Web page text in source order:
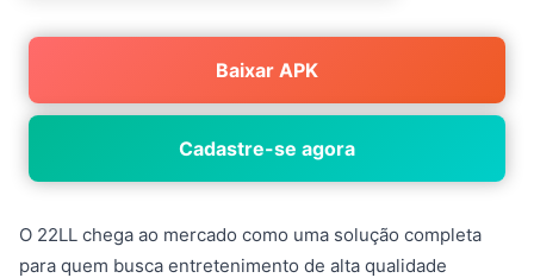
Baixar APK
Cadastre-se agora
O 22LL chega ao mercado como uma solução completa
para quem busca entretenimento de alta qualidade